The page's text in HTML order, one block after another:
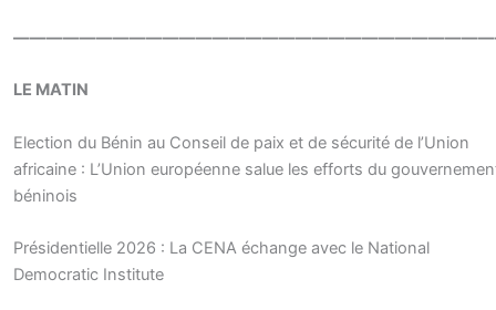
LE MATIN
Election du Bénin au Conseil de paix et de sécurité de l’Union
africaine : L’Union européenne salue les efforts du
béninois
Présidentielle 2026 : La CENA échange avec le National
Democratic Institute